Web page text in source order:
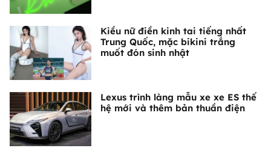
Kiều nữ điền kinh tai tiếng nhất
Trung Quốc, mặc bikini trắng
muốt đón sinh nhật
Lexus trình làng mẫu xe xe ES thế
hệ mới và thêm bản thuần điện